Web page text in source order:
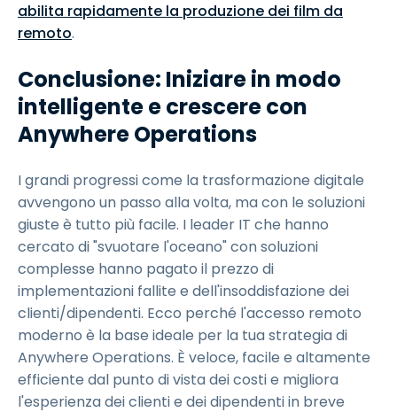
abilita rapidamente la produzione dei film da
remoto.
Conclusione: Iniziare in modo
intelligente e crescere con
Anywhere Operations
I grandi progressi come la trasformazione digitale
avvengono un passo alla volta, ma con le soluzioni
giuste è tutto più facile. I leader IT che hanno
cercato di "svuotare l'oceano" con soluzioni
complesse hanno pagato il prezzo di
implementazioni fallite e dell'insoddisfazione dei
clienti/dipendenti. Ecco perché l'accesso remoto
moderno è la base ideale per la tua strategia di
Anywhere Operations. È veloce, facile e altamente
efficiente dal punto di vista dei costi e migliora
l'esperienza dei clienti e dei dipendenti in breve